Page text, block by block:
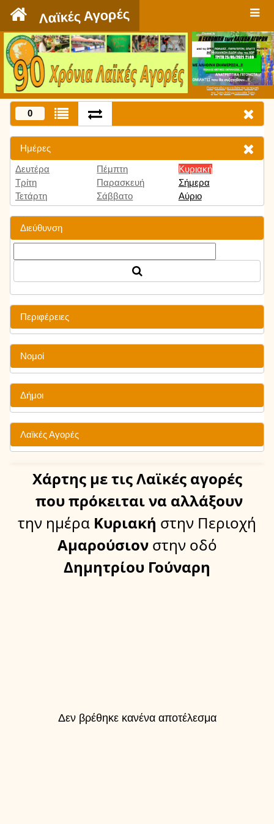
Λαϊκές Αγορές
Πατήστε εδώ για να δείτε την εκπομπή
την Τρίτη 9:00 μμ και κάθε Τρίτη
0
Ημέρες
Δευτέρα
Τρίτη
Τετάρτη
Πέμπτη
Παρασκευή
Σάββατο
Κυριακή
Σήμερα
Αύριο
Διεύθυνση
Περιφέρειες
Νομοί
Δήμοι
Λαϊκές Αγορές
Χάρτης με τις Λαϊκές αγορές
που πρόκειται να αλλάξουν
την ημέρα Κυριακή στην Περιοχή
Αμαρούσιον στην οδό
Δημητρίου Γούναρη
Δεν βρέθηκε κανένα αποτέλεσμα